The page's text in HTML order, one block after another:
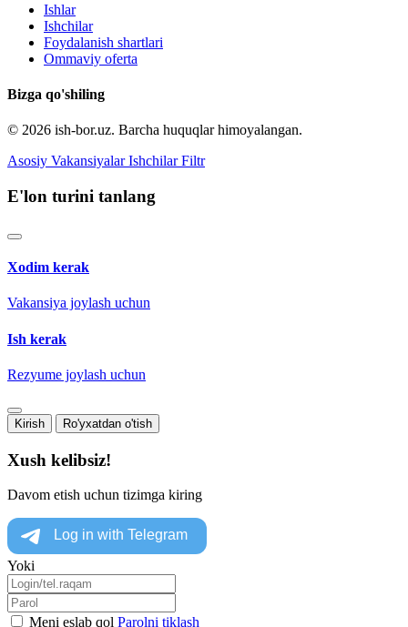
Ishlar
Ishchilar
Foydalanish shartlari
Ommaviy oferta
Bizga qo'shiling
© 2026 ish-bor.uz. Barcha huquqlar himoyalangan.
Asosiy Vakansiyalar Ishchilar Filtr
E'lon turini tanlang
Xodim kerak
Vakansiya joylash uchun
Ish kerak
Rezyume joylash uchun
Kirish Ro'yxatdan o'tish
Xush kelibsiz!
Davom etish uchun tizimga kiring
Yoki
Meni eslab qol Parolni tiklash